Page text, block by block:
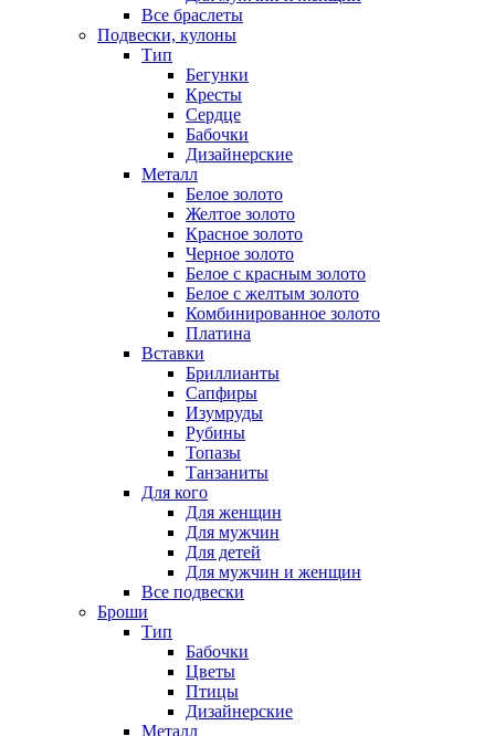
Все браслеты
Подвески, кулоны
Тип
Бегунки
Кресты
Сердце
Бабочки
Дизайнерские
Металл
Белое золото
Желтое золото
Красное золото
Черное золото
Белое с красным золото
Белое с желтым золото
Комбинированное золото
Платина
Вставки
Бриллианты
Сапфиры
Изумруды
Рубины
Топазы
Танзаниты
Для кого
Для женщин
Для мужчин
Для детей
Для мужчин и женщин
Все подвески
Броши
Тип
Бабочки
Цветы
Птицы
Дизайнерские
Металл